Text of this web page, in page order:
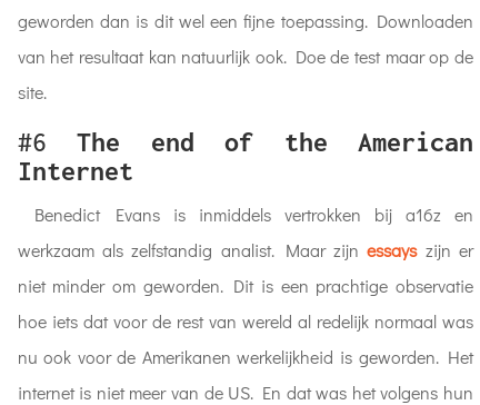
geworden dan is dit wel een fijne toepassing. Downloaden
van het resultaat kan natuurlijk ook. Doe de test maar op de
site.
#6The end of the American
Internet
Benedict Evans is inmiddels vertrokken bij a16z en
werkzaam als zelfstandig analist. Maar zijnessayszijn er
niet minder om geworden. Dit is een prachtige observatie
hoe iets dat voor de rest van wereld al redelijk normaal was
nu ook voor de Amerikanen werkelijkheid is geworden. Het
internet is niet meer van de US. En dat was het volgens hun